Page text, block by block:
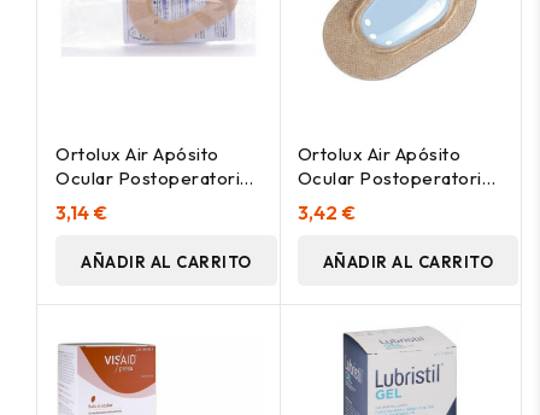
Ortolux Air Apósito
Ocular Postoperatorio
Grande 1Ud
3,14 €
AÑADIR AL CARRITO
Ortolux Air Apósito
Ocular Postoperatorio
Pequeño 1Ud
3,42 €
AÑADIR AL CARRITO